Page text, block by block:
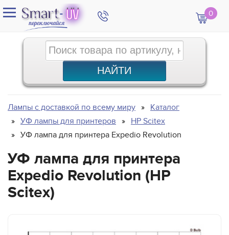
0
Лампы с доставкой по всему миру
Каталог
УФ лампы для принтеров
HP Scitex
УФ лампа для принтера Expedio Revolution
УФ лампа для принтера
Expedio Revolution (HP
Scitex)